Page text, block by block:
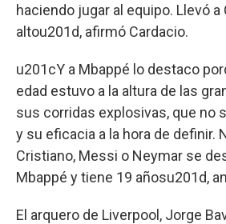
haciendo jugar al equipo. Llevó a
altou201d, afirmó Cardacio.
u201cY a Mbappé lo destaco
edad estuvo a la altura de las
sus corridas explosivas, que no
y su eficacia a la hora de definir.
Cristiano, Messi o Neymar se
Mbappé y tiene 19 añosu201d,
El arquero de Liverpool, Jorge